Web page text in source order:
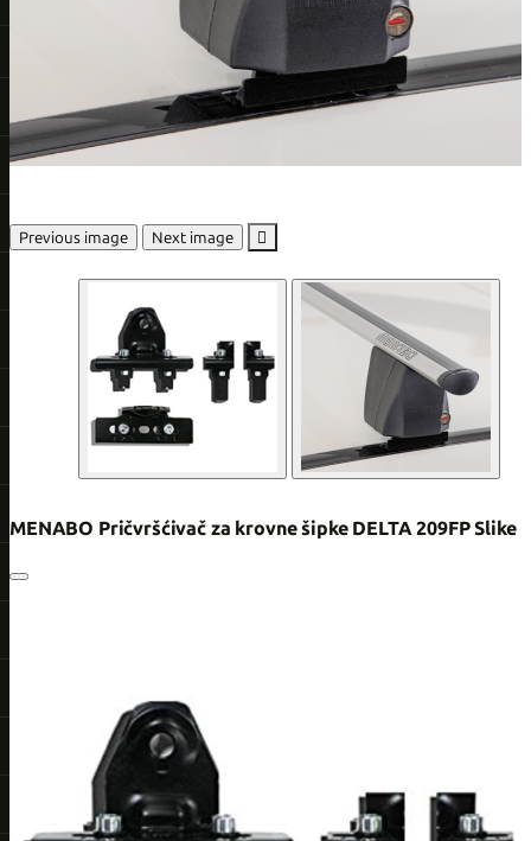
Previous image Next image 
MENABO Pričvršćivač za krovne šipke DELTA 209FP Slike